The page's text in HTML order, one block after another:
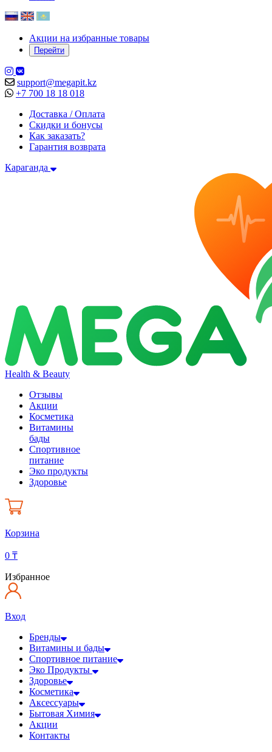
Акции на избранные товары
Перейти
support@megapit.kz
+7 700 18 18 018
Доставка / Оплата
Скидки и бонусы
Как заказать?
Гарантия возврата
Караганда
Health & Beauty
Отзывы
Акции
Косметика
Витамины
бады
Спортивное
питание
Эко продукты
Здоровье
Корзина
0 ₸
Избранное
Вход
Бренды
Витамины и бады
Спортивное питание
Эко Продукты
Здоровье
Косметика
Аксессуары
Бытовая Химия
Акции
Контакты